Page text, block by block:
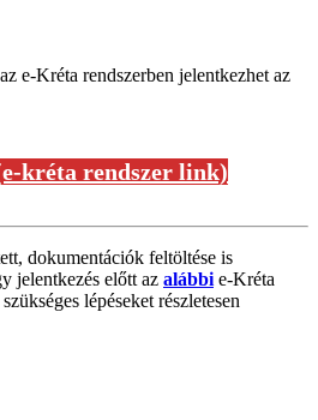
az e-Kréta rendszerben jelentkezhet az
kréta rendszer link)
dokumentációk feltöltése is
jelentkezés előtt az alábbie-Kréta
lépéseket részletesen